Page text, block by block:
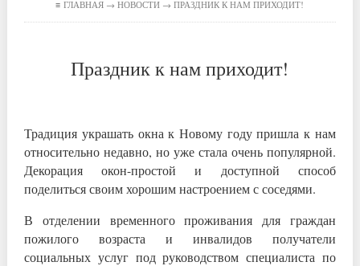
≡ГЛАВНАЯ →НОВОСТИ → ПРАЗДНИК К НАМ ПРИХОДИТ!
Праздник к нам приходит!
Традиция украшать окна к Новому году пришла к нам
относительно недавно, но уже стала очень популярной.
Декорация окон-простой и доступной способ
поделиться своим хорошим настроением с соседями.
В отделении временного проживания для граждан
пожилого возраста и инвалидов получатели
социальных услуг под руководством специалиста по